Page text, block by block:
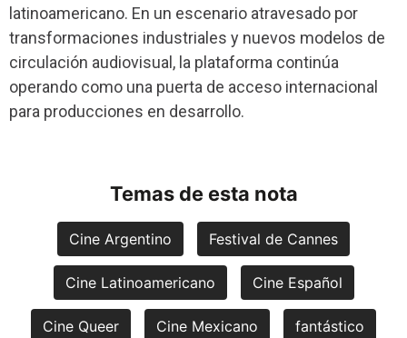
latinoamericano. En un escenario atravesado por
transformaciones industriales y nuevos modelos de
circulación audiovisual, la plataforma continúa
operando como una puerta de acceso internacional
para producciones en desarrollo.
Temas de esta nota
Cine Argentino Festival de Cannes
Cine Latinoamericano Cine Español
Cine Queer Cine Mexicano fantástico